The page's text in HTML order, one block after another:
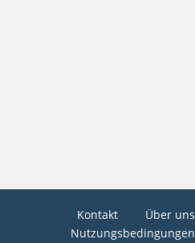
Kontakt Über uns
Nutzungsbedingungen